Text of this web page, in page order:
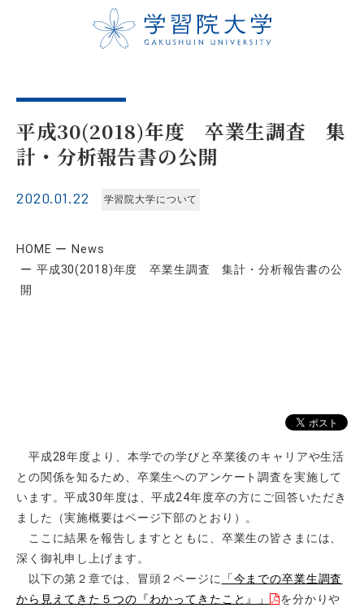
平成30(2018)年度 卒業生調査 集
計・分析報告書の公開
2020.01.22 学習院大学について
HOME
News
平成30(2018)年度 卒業生調査 集計・分析報告書の公
開
平成28年度より、本学での学びと卒業後のキャリアや生活
との関係を知るため、卒業生へのアンケート調査を実施して
います。平成30年度は、平成24年度卒の方にご回答いただき
ました（実施概要はページ下部のとおり）。
ここに結果を報告しますとともに、卒業生の皆さまには、
深く御礼申し上げます。
以下の第２章では、冒頭２ページに 「今までの卒業生調査
から見えてきた５つの『わかってきたこと』」
を分かりや